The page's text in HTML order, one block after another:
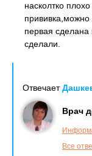
насколтко
первая
сделали.
Отвечает
Врач
Все